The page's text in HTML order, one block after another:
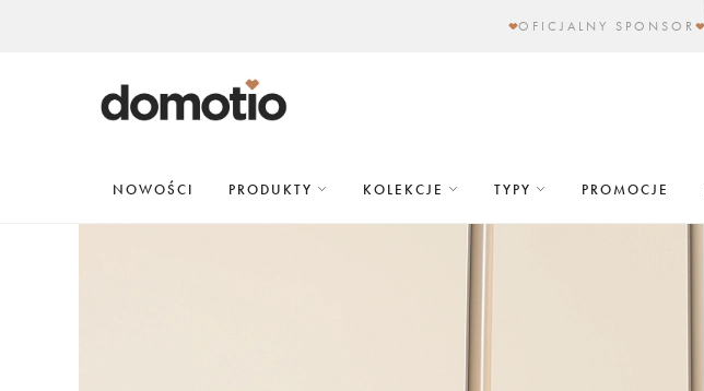
OFICJALNY SPONSOR
NOWOŚCI PRODUKTY KOLEKCJE TYPY PROMOCJE